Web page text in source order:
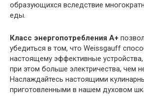
образующихся вследствие
еды.
Класс энергопотребления А+
убедиться в том, что Weissgauff
настоящему эффективные
при этом больше электричества, чем
Наслаждайтесь настоящими
приготовленными в нашем духовом